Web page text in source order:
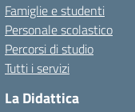
Famiglie e studenti
Personale scolastico
Percorsi di studio
Tutti i servizi
La Didattica